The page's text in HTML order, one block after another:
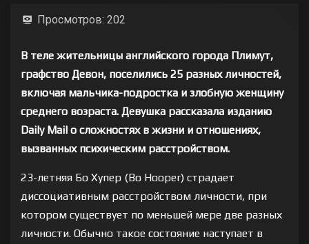
Просмотров: 202
В теле жительницы английского города Плимут,
графство Девон, поселились 25 разных личностей,
включая мальчика-подростка и злобную женщину
среднего возраста. Девушка рассказала изданию
Daily Mail о сложностях в жизни и отношениях,
вызванных психическим расстройством.
23-летняя Бо Хупер (Bo Hooper) страдает
диссоциативным расстройством личности, при
котором существует по меньшей мере две разных
личности. Обычно такое состояние наступает в